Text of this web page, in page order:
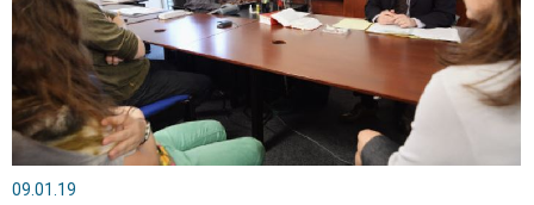
09.01.19